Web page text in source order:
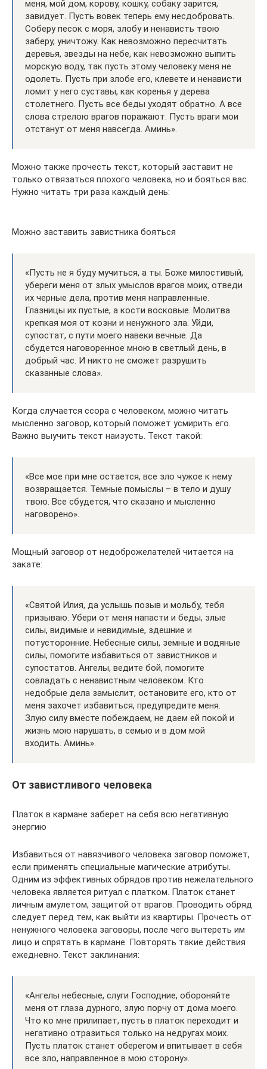
меня, мой дом, корову, кошку, собаку зарится,
завидует. Пусть вовек теперь ему несдобровать.
Соберу песок с моря, злобу и ненависть твою
заберу, уничтожу. Как невозможно пересчитать
деревья, звезды на небе, как невозможно выпить
морскую воду, так пусть этому человеку меня не
одолеть. Пусть при злобе его, клевете и ненависти
ломит у него суставы, как коренья у дерева
столетнего. Пусть все беды уходят обратно. А все
слова стрелою врагов поражают. Пусть враги мои
отстанут от меня навсегда. Аминь».
Можно также прочесть текст, который заставит не
только отвязаться плохого человека, но и бояться вас.
Нужно читать три раза каждый день:
Можно заставить завистника бояться
«Пусть не я буду мучиться, а ты. Боже милостивый,
убереги меня от злых умыслов врагов моих, отведи
их черные дела, против меня направленные.
Глазницы их пустые, а кости восковые. Молитва
крепкая моя от козни и ненужного зла. Уйди,
супостат, с пути моего навеки вечные. Да
сбудется наговоренное мною в светлый день, в
добрый час. И никто не сможет разрушить
сказанные слова».
Когда случается ссора с человеком, можно читать
мысленно заговор, который поможет усмирить его.
Важно выучить текст наизусть. Текст такой:
«Все мое при мне остается, все зло чужое к нему
возвращается. Темные помыслы – в тело и душу
твою. Все сбудется, что сказано и мысленно
наговорено».
Мощный заговор от недоброжелателей читается на
закате:
«Святой Илия, да услышь позыв и мольбу, тебя
призываю. Убери от меня напасти и беды, злые
силы, видимые и невидимые, здешние и
потусторонние. Небесные силы, земные и водяные
силы, помогите избавиться от завистников и
супостатов. Ангелы, ведите бой, помогите
совладать с ненавистным человеком. Кто
недобрые дела замыслит, остановите его, кто от
меня захочет избавиться, предупредите меня.
Злую силу вместе побеждаем, не даем ей покой и
жизнь мою нарушать, в семью и в дом мой
входить. Аминь».
От завистливого человека
Платок в кармане заберет на себя всю негативную
энергию
Избавиться от навязчивого человека заговор поможет,
если применять специальные магические атрибуты.
Одним из эффективных обрядов против нежелательного
человека является ритуал с платком. Платок станет
личным амулетом, защитой от врагов. Проводить обряд
следует перед тем, как выйти из квартиры. Прочесть от
ненужного человека заговоры, после чего вытереть им
лицо и спрятать в кармане. Повторять такие действия
ежедневно. Текст заклинания:
«Ангелы небесные, слуги Господние, обороняйте
меня от глаза дурного, злую порчу от дома моего.
Что ко мне прилипает, пусть в платок переходит и
негативно отразиться только на недругах моих.
Пусть платок станет оберегом и впитывает в себя
все зло, направленное в мою сторону».